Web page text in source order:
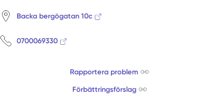
Backa bergögatan 10c
0700069330
Rapportera problem
Förbättringsförslag